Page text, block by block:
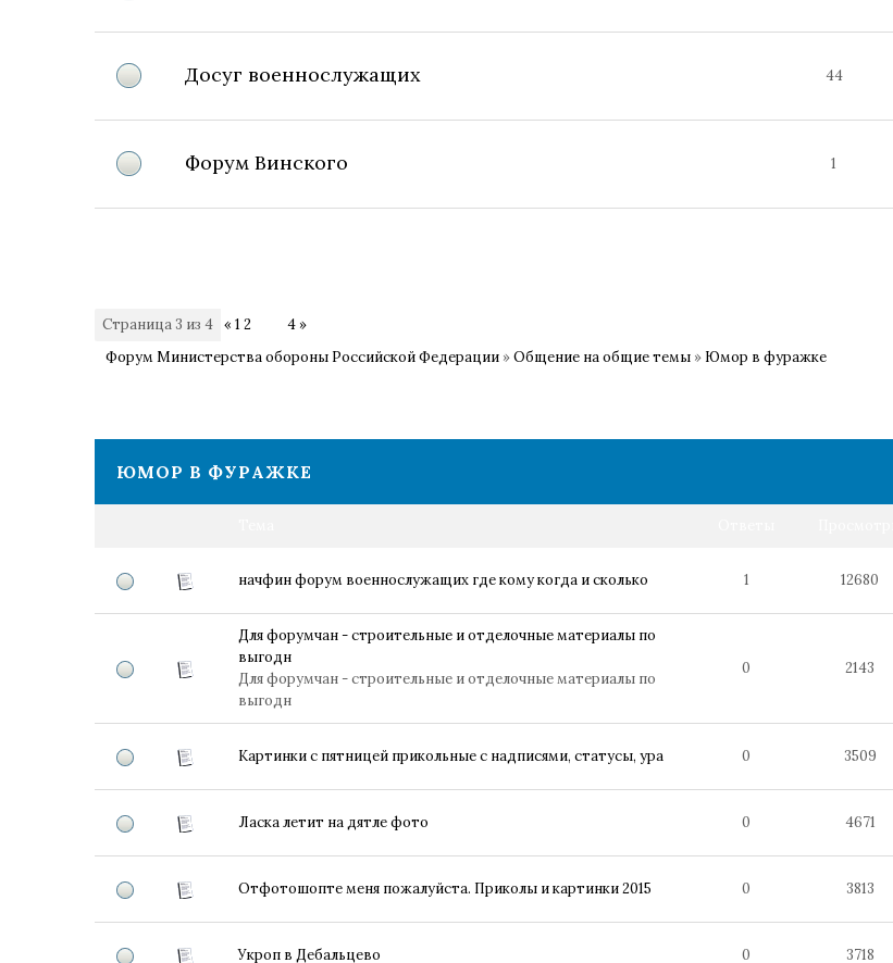
Досуг военнослужащих 44
Форум Винского 1
Страница 3 из 4 « 1 2 4»
Форум Министерства обороны Российской Федерации »Общение на общие темы » Юмор в фуражке
ЮМОР В ФУРАЖКЕ
начфин форум военнослужащих где кому когда и сколько 1 12680
Для форумчан - строительные и отделочные материалы по
выгодн
Для форумчан - строительные и отделочные материалы по
выгодн
0 2143
Картинки с пятницей прикольные с надписями, статусы, ура 0 3509
Ласка летит на дятле фото 0 4671
Отфотошопте меня пожалуйста. Приколы и картинки 2015 0 3813
Укроп в Дебальцево 0 3718